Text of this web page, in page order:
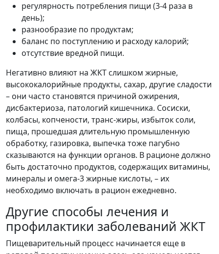
регулярность потребления пищи (3-4 раза в
день);
разнообразие по продуктам;
баланс по поступлению и расходу калорий;
отсутствие вредной пищи.
Негативно влияют на ЖКТ слишком жирные,
высококалорийные продукты, сахар, другие сладости
– они часто становятся причиной ожирения,
дисбактериоза, патологий кишечника. Сосиски,
колбасы, копчености, транс-жиры, избыток соли,
пища, прошедшая длительную промышленную
обработку, газировка, выпечка тоже пагубно
сказываются на функции органов. В рационе должно
быть достаточно продуктов, содержащих витамины,
минералы и омега-3 жирные кислоты, – их
необходимо включать в рацион ежедневно.
Другие способы лечения и
профилактики заболеваний ЖКТ
Пищеварительный процесс начинается еще в